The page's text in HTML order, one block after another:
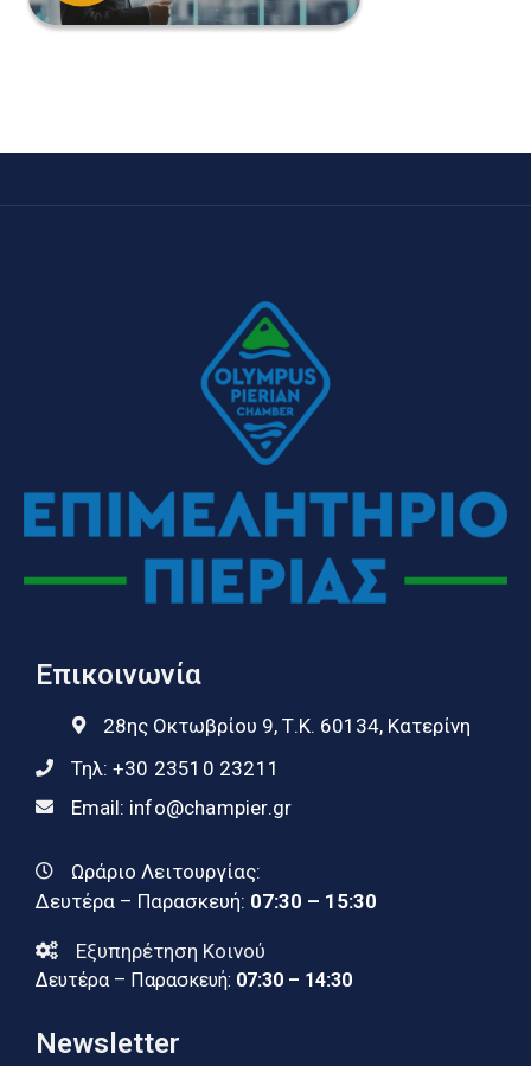
Επικοινωνία
28ης Οκτωβρίου 9, Τ.Κ. 60134, Κατερίνη
Τηλ: +30 23510 23211
Email: info@champier.gr
Ωράριο Λειτουργίας:
Δευτέρα – Παρασκευή: 07:30 – 15:30
Εξυπηρέτηση Κοινού
Δευτέρα – Παρασκευή: 07:30 – 14:30
Newsletter